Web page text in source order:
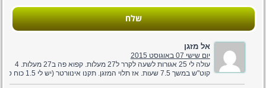
שלח
אל מזגן
יום שישי 07 באוגוסט 2015
עולה לי 25 אגורות לשעה לקרר ל27 מעלות. קפוא פה ב27 מעלות. 4
קוט"ש במשך 7.5 שעות. אז תלוי המזגן. תקנו אינוורטר (יש לי 1.5 כוח סוס)